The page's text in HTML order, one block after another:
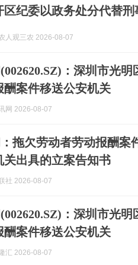
区纪委以政务处分代替
人观三农 2026-08-07
：深圳市光
酬案件移送公安机关
网 2026-08-07
拖欠劳动者劳动报酬案
关出具的立案告知书
社 2026-08-07
：深圳市光
酬案件移送公安机关
汇 2026-08-07